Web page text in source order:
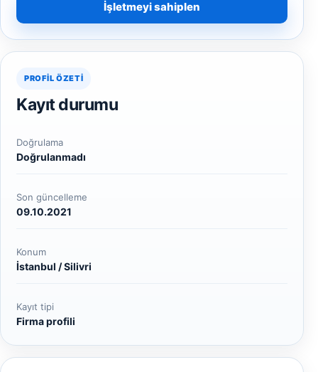
İşletmeyi sahiplen
PROFIL ÖZETI
Kayıt durumu
Doğrulama
Doğrulanmadı
Son güncelleme
09.10.2021
Konum
İstanbul / Silivri
Kayıt tipi
Firma profili